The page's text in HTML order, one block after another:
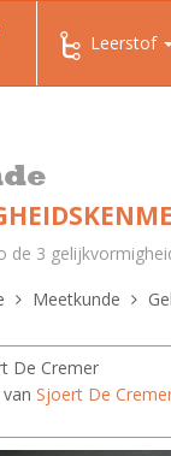
Leerstof
de 3
Meetkunde
De Cremer
Sjoert De